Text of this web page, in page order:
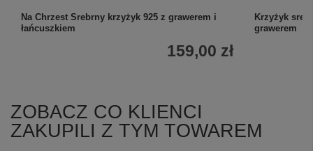
Na Chrzest Srebrny krzyżyk 925 z grawerem i
łańcuszkiem
159,00 zł
Krzyżyk
grawerem
ZOBACZ CO KLIENCI
ZAKUPILI Z TYM TOWAREM